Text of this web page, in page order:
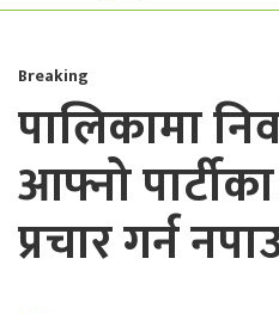
Breaking
पालिकामा
आफ्नो
प्रचार गर्न